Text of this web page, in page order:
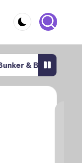
mariscos y